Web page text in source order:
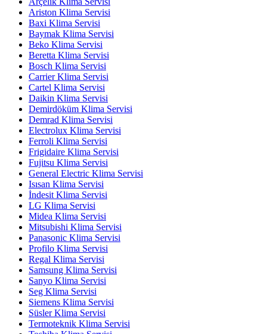
Ariston Klima Servisi
Baxi Klima Servisi
Baymak Klima Servisi
Beko Klima Servisi
Beretta Klima Servisi
Bosch Klima Servisi
Carrier Klima Servisi
Cartel Klima Servisi
Daikin Klima Servisi
Demirdöküm Klima Servisi
Demrad Klima Servisi
Electrolux Klima Servisi
Ferroli Klima Servisi
Frigidaire Klima Servisi
Fujitsu Klima Servisi
General Electric Klima Servisi
Isısan Klima Servisi
İndesit Klima Servisi
LG Klima Servisi
Midea Klima Servisi
Mitsubishi Klima Servisi
Panasonic Klima Servisi
Profilo Klima Servisi
Regal Klima Servisi
Samsung Klima Servisi
Sanyo Klima Servisi
Seg Klima Servisi
Siemens Klima Servisi
Süsler Klima Servisi
Termoteknik Klima Servisi